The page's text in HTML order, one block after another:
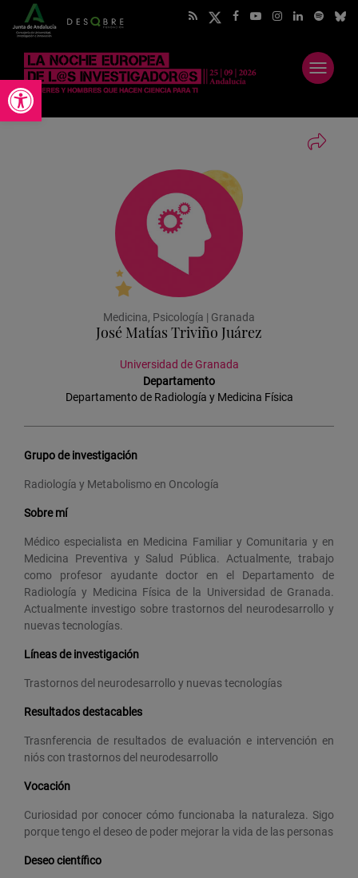
Abrir barra de herramientas
Abrir
menú
Medicina, Psicología | Granada
José Matías Triviño Juárez
Universidad de Granada
Departamento
Departamento de Radiología y Medicina Física
Grupo de investigación
Radiología y Metabolismo en Oncología
Sobre mí
Médico especialista en Medicina Familiar y Comunitaria y en
Medicina Preventiva y Salud Pública. Actualmente, trabajo
como profesor ayudante doctor en el Departamento de
Radiología y Medicina Física de la Universidad de Granada.
Actualmente investigo sobre trastornos del neurodesarrollo y
nuevas tecnologías.
Líneas de investigación
Trastornos del neurodesarrollo y nuevas tecnologías
Resultados destacables
Trasnferencia de resultados de evaluación e intervención en
niós con trastornos del neurodesarrollo
Vocación
Curiosidad por conocer cómo funcionaba la naturaleza. Sigo
porque tengo el deseo de poder mejorar la vida de las personas
Deseo científico